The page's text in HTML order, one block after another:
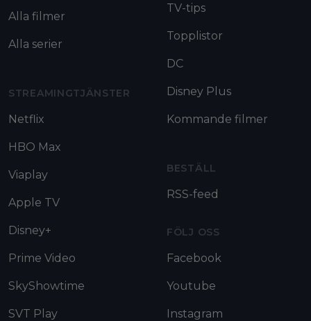
Alla filmer
Alla serier
STREAMINGTJÄNSTER
Netflix
HBO Max
Viaplay
Apple TV
Disney+
Prime Video
SkyShowtime
SVT Play
TV-tips
Topplistor
DC
Disney Plus
Kommande filmer
BESTÄLL
RSS-feed
FÖLJ OSS
Facebook
Youtube
Instagram